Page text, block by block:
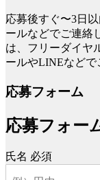
応募後すぐ〜3日以
ールなどでご連絡
は、フリーダイヤ
ールやLINEなどで
応募フォーム
応募フォー
氏名 必須